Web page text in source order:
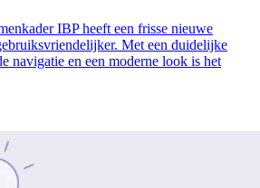
IBP heeft een frisse nieuwe
Met een duidelijke
navigatie en een moderne look is het